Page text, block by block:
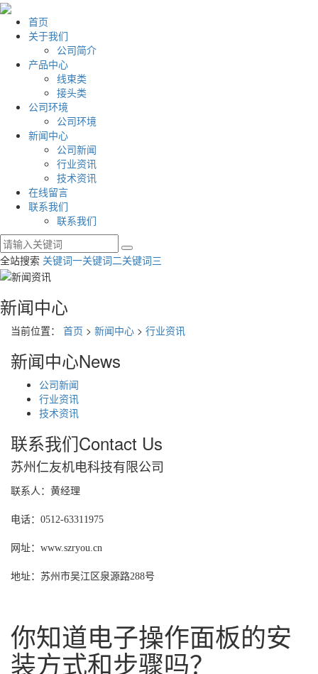
首页
关于我们
公司简介
产品中心
线束类
接头类
公司环境
公司环境
新闻中心
公司新闻
行业资讯
技术资讯
在线留言
联系我们
联系我们
全站搜索 关键词一关键词二关键词三
新闻中心
当前位置： 首页 > 新闻中心 > 行业资讯
新闻中心News
公司新闻
行业资讯
技术资讯
联系我们Contact Us
苏州仁友机电科技有限公司
联系人：黄经理
电话：0512-63311975
网址：www.szryou.cn
地址：苏州市吴江区泉源路288号
你知道电子操作面板的安
装方式和步骤吗？